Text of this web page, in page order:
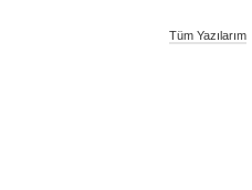
Tüm Yazılarım